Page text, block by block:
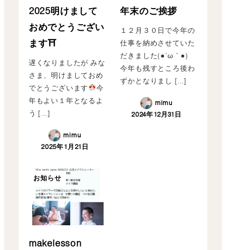
2025明けまして
おめでとうござい
ます⛩
遅くなりましたが みな
さま、明けましておめ
でとうございます
今
年もよい１年となるよ
う […]
mimu
2025年1月21日
年末のご挨拶
１２月３０日で今年の
仕事を納めさせていた
だきました(●´ω｀●)
今年も残すところ後わ
ずかとなりまし […]
mimu
2024年12月31日
お知らせ
makelesson